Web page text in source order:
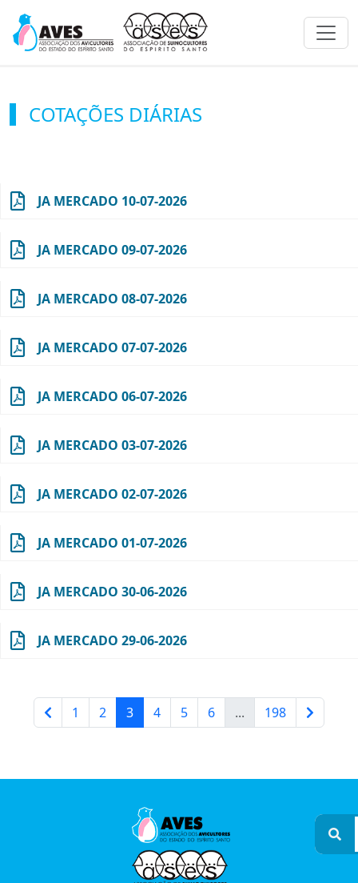
COTAÇÕES DIÁRIAS
JA MERCADO 10-07-2026
JA MERCADO 09-07-2026
JA MERCADO 08-07-2026
JA MERCADO 07-07-2026
JA MERCADO 06-07-2026
JA MERCADO 03-07-2026
JA MERCADO 02-07-2026
JA MERCADO 01-07-2026
JA MERCADO 30-06-2026
JA MERCADO 29-06-2026
1 2 3 4 5 6 ... 198